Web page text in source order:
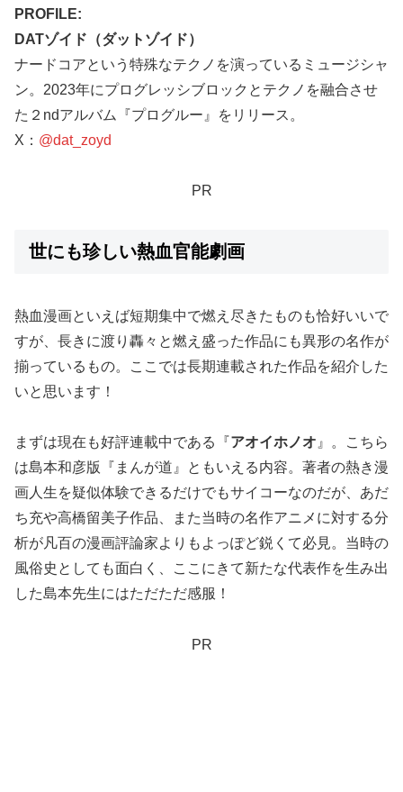
PROFILE:
DATゾイド（ダットゾイド）
ナードコアという特殊なテクノを演っているミュージシャ
ン。2023年にプログレッシブロックとテクノを融合させ
た２ndアルバム『プログルー』をリリース。
X： @dat_zoyd
PR
世にも珍しい熱血官能劇画
熱血漫画といえば短期集中で燃え尽きたものも恰好いいで
すが、長きに渡り轟々と燃え盛った作品にも異形の名作が
揃っているもの。ここでは長期連載された作品を紹介した
いと思います！
まずは現在も好評連載中である『 アオイホノオ』。こちら
は島本和彦版『まんが道』ともいえる内容。著者の熱き漫
画人生を疑似体験できるだけでもサイコーなのだが、あだ
ち充や高橋留美子作品、また当時の名作アニメに対する分
析が凡百の漫画評論家よりもよっぽど鋭くて必見。当時の
風俗史としても面白く、ここにきて新たな代表作を生み出
した島本先生にはただただ感服！
PR